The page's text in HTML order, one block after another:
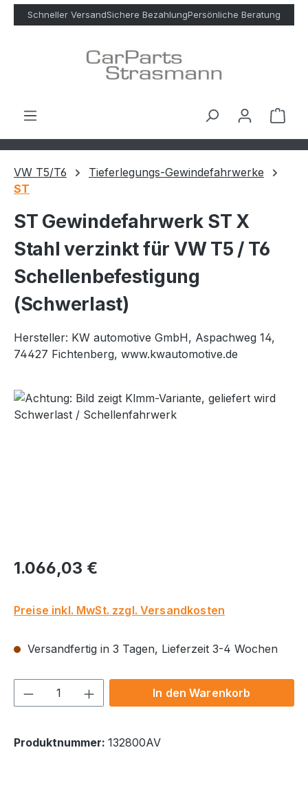
Zum Hauptinhalt springen
Schneller VersandSichere BezahlungPersönliche Beratung
VW T5/T6
Tieferlegungs-Gewindefahrwerke
ST
ST Gewindefahrwerk ST X
Stahl verzinkt für VW T5 / T6
Schellenbefestigung
(Schwerlast)
Hersteller: KW automotive GmbH, Aspachweg 14,
74427 Fichtenberg, www.kwautomotive.de
Bildergalerie überspringen
Regulärer Preis:
1.066,03 €
Preise inkl. MwSt. zzgl. Versandkosten
Versandfertig in 3 Tagen, Lieferzeit 3-4 Wochen
Produkt Anzahl: Gib denIn den Warenkorb
Produktnummer: 132800AV